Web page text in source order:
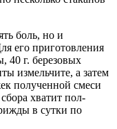
боль, но и
его приготовления
40 г. березовых
измельчите, а затем
полученной смеси
хватит пол-
в сутки по